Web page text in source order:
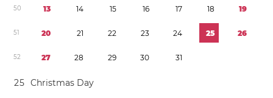
50 13 14 15 16 17 18 19
51 20 21 22 23 24 25 26
52 27 28 29 30 31
25 Christmas Day